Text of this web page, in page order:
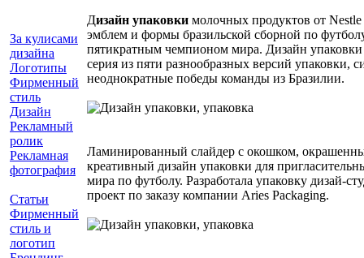
За кулисами
дизайна
Логотипы
Фирменный
стиль
Дизайн
Рекламный
ролик
Рекламная
фотография
Статьи
Фирменный
стиль и
логотип
Дизайн упаковки молочных продуктов от
эмблем и формы бразильской сборной по
пятикратным чемпионом мира. Дизайн
серия из пяти разнообразных версий упаковки,
неоднократные победы команды из Бразилии.
Ламинированный слайдер с окошком,
креативный дизайн упаковки для
мира по футболу. Разработала упаковку дизай-
проект по заказу компании Aries Packaging.